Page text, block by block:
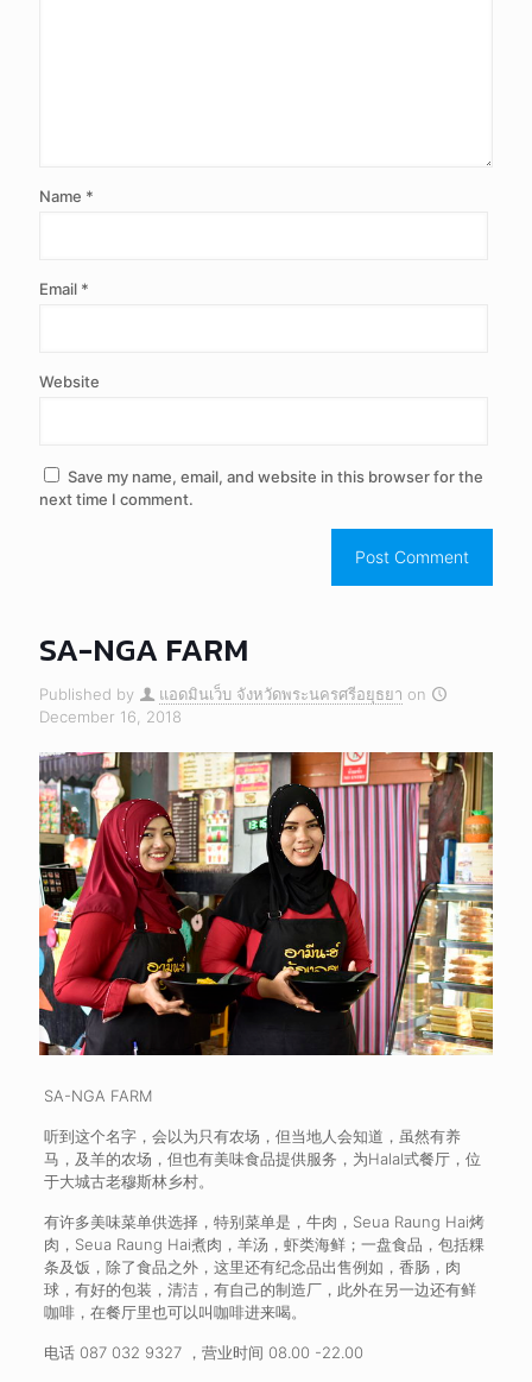
Name *
Email *
Website
Save my name, email, and website in this browser for the
next time I comment.
SA-NGA FARM
Published by แอดมินเว็บ จังหวัดพระนครศรีอยุธยา on
December 16, 2018
SA-NGA FARM
听到这个名字，会以为只有农场，但当地人会知道，虽然有养
马，及羊的农场，但也有美味食品提供服务，为Halal式餐厅，位
于大城古老穆斯林乡村。
有许多美味菜单供选择，特别菜单是，牛肉，Seua Raung Hai烤
肉，Seua Raung Hai煮肉，羊汤，虾类海鲜；一盘食品，包括粿
条及饭，除了食品之外，这里还有纪念品出售例如，香肠，肉
球，有好的包装，清洁，有自己的制造厂，此外在另一边还有鲜
咖啡，在餐厅里也可以叫咖啡进来喝。
电话 087 032 9327 ，营业时间 08.00 -22.00